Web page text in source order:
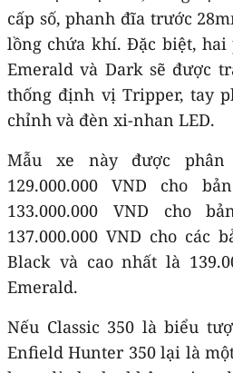
cấp số, phanh đĩa trước
lồng chứa khí. Đặc biệt, hai
Emerald và Dark sẽ được
thống định vị Tripper, tay
chỉnh và đèn xi-nhan LED.
Mẫu xe này được
129.000.000 VND cho
133.000.000 VND cho
137.000.000 VND cho các
Black và cao nhất là
Emerald.
Nếu Classic 350 là biểu
Enfield Hunter 350 lại là